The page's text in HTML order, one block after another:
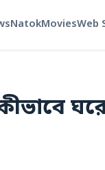
NatokMoviesWeb
কীভাবে